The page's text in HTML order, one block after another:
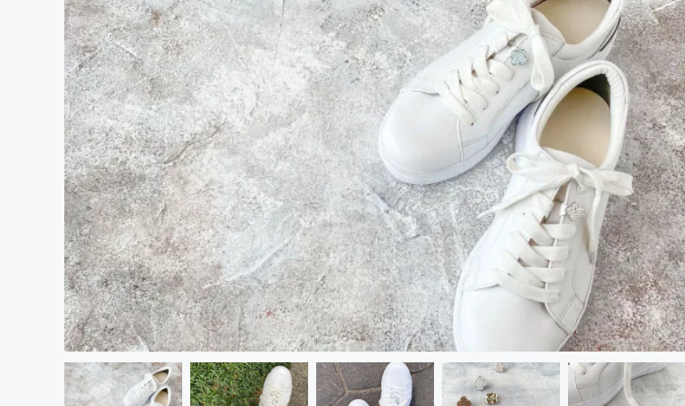
テクノロジー・ガジェット ゲーム・サービス開発 フー
映像・映画 書籍・雑誌出版 アニ
ビジネス・起業 チャレンジ ビ
まちづくり・地域活性化
CAMPFIRE for Social GoodCAMPFIRE
CAMPFIREふるさと納税machi-yaコミ